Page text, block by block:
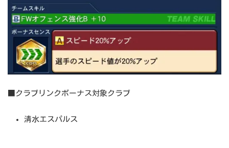
■クラブリンクボーナス対象クラブ
清水エスパルス